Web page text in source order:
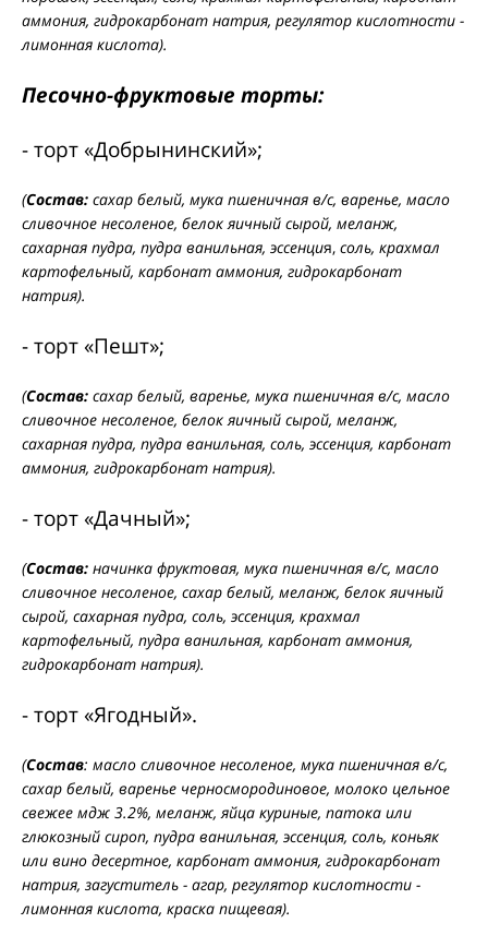
аммония, гидрокарбонат натрия, регулятор кислотности -
лимонная кислота).
Песочно-фруктовые торты:
- торт «Добрынинский»;
(Состав: сахар белый, мука пшеничная в/с, варенье, масло
сливочное несоленое, белок яичный сырой, меланж,
сахарная пудра, пудра ванильная, эссенция, соль, крахмал
картофельный, карбонат аммония, гидрокарбонат
натрия).
- торт «Пешт»;
(Состав: сахар белый, варенье, мука пшеничная в/с, масло
сливочное несоленое, белок яичный сырой, меланж,
сахарная пудра, пудра ванильная, соль, эссенция, карбонат
аммония, гидрокарбонат натрия).
- торт «Дачный»;
(Состав: начинка фруктовая, мука пшеничная в/с, масло
сливочное несоленое, сахар белый, меланж, белок яичный
сырой, сахарная пудра, соль, эссенция, крахмал
картофельный, пудра ванильная, карбонат аммония,
гидрокарбонат натрия).
- торт «Ягодный».
(Состав: масло сливочное несоленое, мука пшеничная в/с,
сахар белый, варенье черносмородиновое, молоко цельное
свежее мдж 3.2%, меланж, яйца куриные, патока или
глюкозный сироп, пудра ванильная, эссенция, соль, коньяк
или вино десертное, карбонат аммония, гидрокарбонат
натрия, загуститель - агар, регулятор кислотности -
лимонная кислота, краска пищевая).